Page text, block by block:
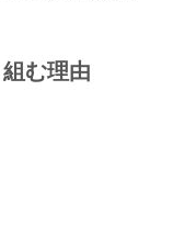
む理由